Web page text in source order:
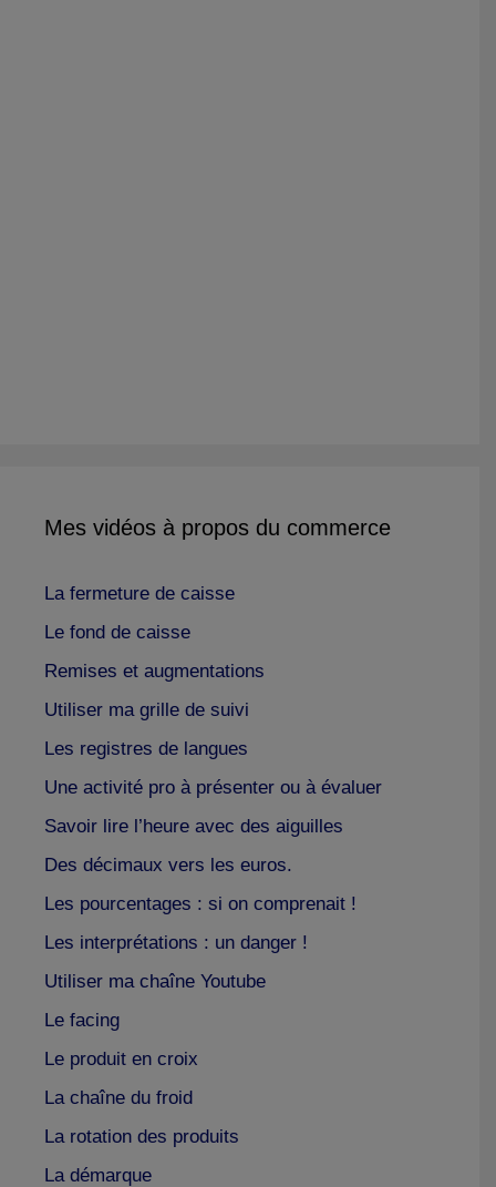
Mes vidéos à propos du commerce
La fermeture de caisse
Le fond de caisse
Remises et augmentations
Utiliser ma grille de suivi
Les registres de langues
Une activité pro à présenter ou à évaluer
Savoir lire l’heure avec des aiguilles
Des décimaux vers les euros.
Les pourcentages : si on comprenait !
Les interprétations : un danger !
Utiliser ma chaîne Youtube
Le facing
Le produit en croix
La chaîne du froid
La rotation des produits
La démarque